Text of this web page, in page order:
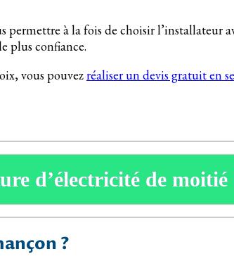
à la fois de choisir l’installateur
plus confiance.
vous pouvezréaliser un devis gratuit en
d’électricité de moitié
?